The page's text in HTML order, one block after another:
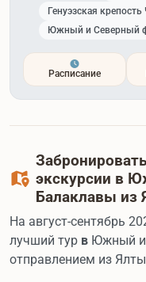
Генуэзская
Южный и Северный
Расписание
экскурсии в
Балаклавы из
На август-сентябрь
лучший тур в Южный и
отправлением из